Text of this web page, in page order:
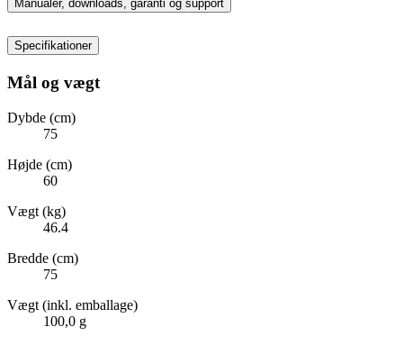
Manualer, downloads, garanti og support
Specifikationer
Mål og vægt
Dybde (cm)
75
Højde (cm)
60
Vægt (kg)
46.4
Bredde (cm)
75
Vægt (inkl. emballage)
100,0 g